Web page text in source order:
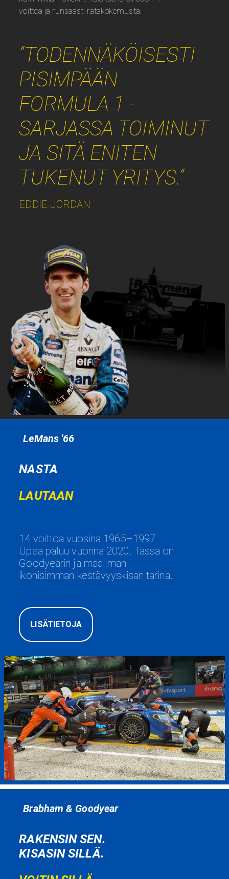
voittoa ja runsaasti ratakokemusta.
”TODENNÄKÖISESTI
PISIMPÄÄN
FORMULA 1 -
SARJASSA TOIMINUT
JA SITÄ ENITEN
TUKENUT YRITYS.”
EDDIE JORDAN
LeMans '66
NASTA
LAUTAAN
14 voittoa vuosina 1965–1997.
Upea paluu vuonna 2020. Tässä on
Goodyearin ja maailman
ikonisimman kestävyyskisan tarina.
LISÄTIETOJA
Brabham & Goodyear
RAKENSIN SEN.
KISASIN SILLÄ.